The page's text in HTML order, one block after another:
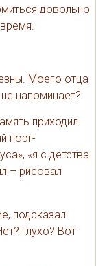
довольно
Моего отца
напоминает?
приходил
поэт-
«я с детства
– рисовал
подсказал
Глухо? Вот